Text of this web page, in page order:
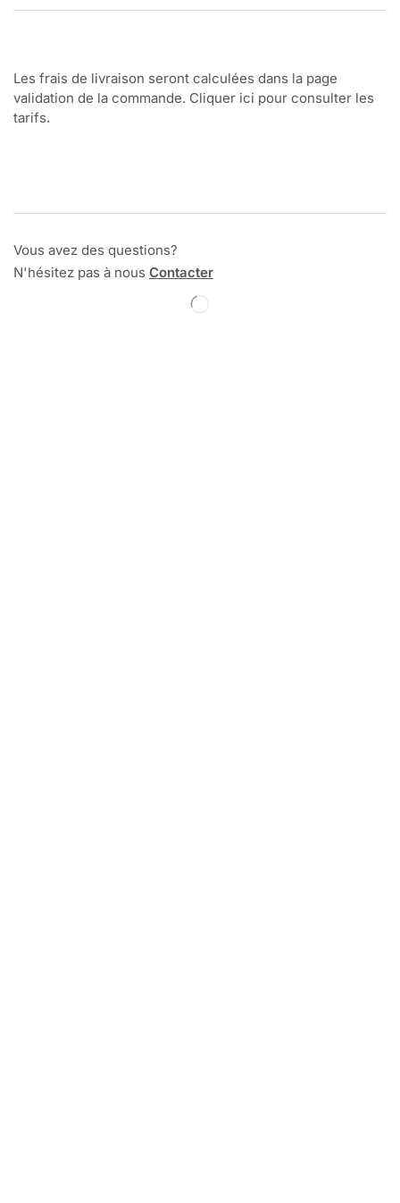
Les frais de livraison seront calculées dans la page
validation de la commande. Cliquer ici pour consulter les
tarifs.
Vous avez des questions?
N'hésitez pas à nous Contacter